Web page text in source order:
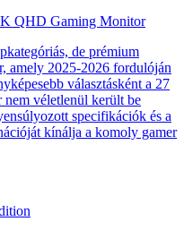
QHD Gaming Monitor
de prémium
amely 2025-2026 fordulóján
választásként a 27
véletlenül került be
specifikációk és a
kínálja a komoly gamer